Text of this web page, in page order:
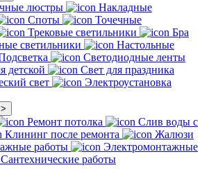
люстры
Накладные
Споты
Точечные
Трековые светильники
Бра
светильники
Настольные
Светодиодные ленты
детской
Свет для праздника
свет
Электроустановка
>
Ремонт потолка
Слив воды с
Клининг после ремонта
Жалюзи
работы
Электромонтажные
Сантехнические работы